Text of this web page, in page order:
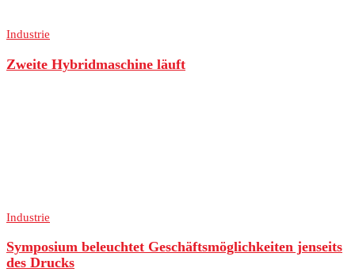
Industrie
Zweite Hybridmaschine läuft
Industrie
Symposium beleuchtet Geschäftsmöglichkeiten jenseits
des Drucks